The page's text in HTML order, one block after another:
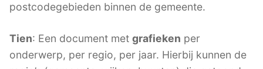
postcodegebieden binnen de gemeente.
Tien: Een document met grafieken per
onderwerp, per regio, per jaar. Hierbij kunnen de